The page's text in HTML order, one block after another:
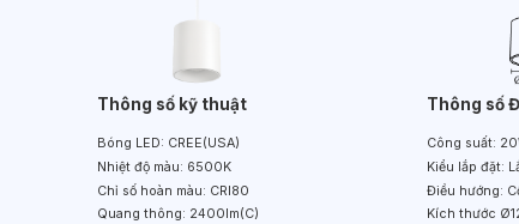
Thông số kỹ thuật
Bóng LED: CREE(USA)
Nhiệt độ màu: 6500K
Chỉ số hoàn màu: CRI80
Quang thông: 2400lm(C)
Thông số
Công suất:
Kiểu lắp đặt:
Điều hướng:
Kích thước